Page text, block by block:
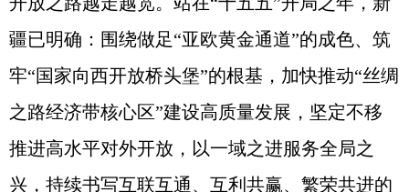
疆已明确：围绕做足“亚欧黄金通道”的成色、筑
牢“国家向西开放桥头堡”的根基，加快推动“丝绸
之路经济带核心区”建设高质量发展，坚定不移
推进高水平对外开放，以一域之进服务全局之
兴，持续书写互联互通、互利共赢、繁荣共进的